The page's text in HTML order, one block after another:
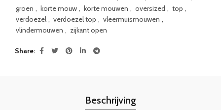
groen , korte mouw , korte mouwen , oversized , top ,
verdoezel , verdoezel top , vleermuismouwen ,
vlindermouwen , zijkant open
Share
Beschrijving